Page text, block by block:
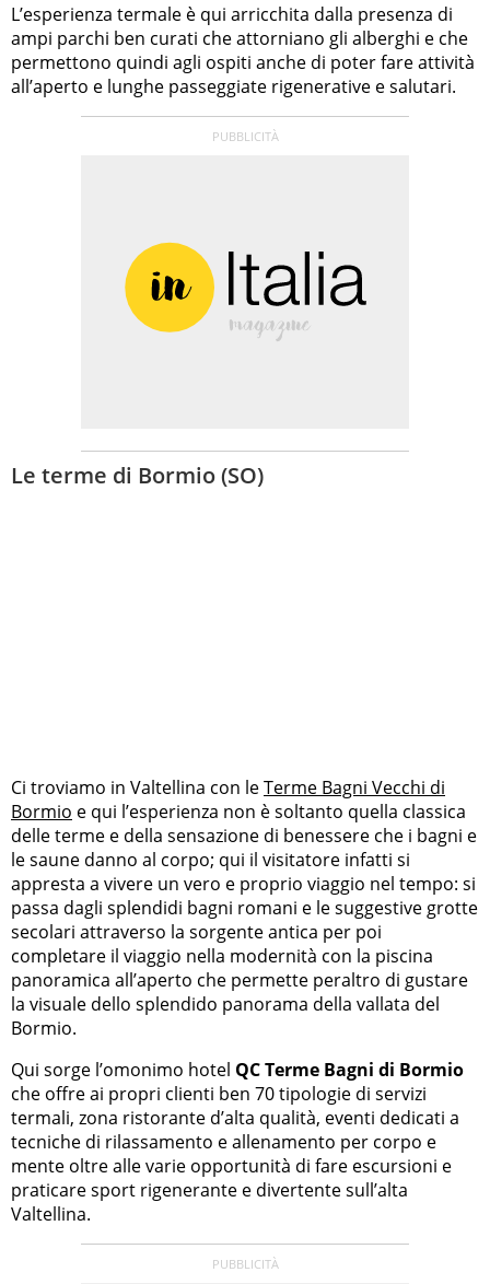
L’esperienza termale è qui arricchita dalla presenza di
ampi parchi ben curati che attorniano gli alberghi e che
permettono quindi agli ospiti anche di poter fare attività
all’aperto e lunghe passeggiate rigenerative e salutari.
Le terme di Bormio (SO)
Ci troviamo in Valtellina con leTerme Bagni Vecchi di
Bormio e qui l’esperienza non è soltanto quella classica
delle terme e della sensazione di benessere che i bagni e
le saune danno al corpo; qui il visitatore infatti si
appresta a vivere un vero e proprio viaggio nel tempo: si
passa dagli splendidi bagni romani e le suggestive grotte
secolari attraverso la sorgente antica per poi
completare il viaggio nella modernità con la piscina
panoramica all’aperto che permette peraltro di gustare
la visuale dello splendido panorama della vallata del
Bormio.
Qui sorge l’omonimo hotel QC Terme Bagni di Bormio
che offre ai propri clienti ben 70 tipologie di servizi
termali, zona ristorante d’alta qualità, eventi dedicati a
tecniche di rilassamento e allenamento per corpo e
mente oltre alle varie opportunità di fare escursioni e
praticare sport rigenerante e divertente sull’alta
Valtellina.